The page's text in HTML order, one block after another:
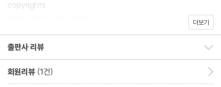
copyrights
더보기
출판사 리뷰
회원리뷰 (1건)